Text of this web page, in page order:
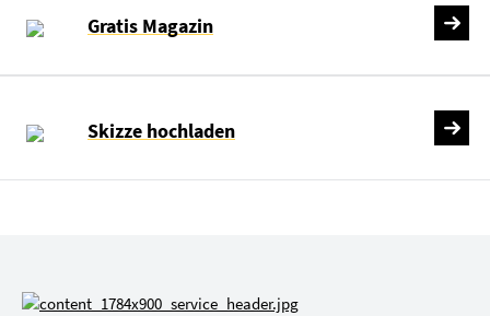
Gratis Magazin
Skizze hochladen